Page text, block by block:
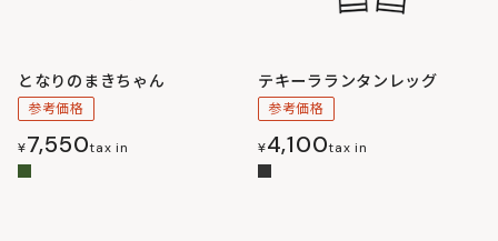
となりのまきちゃん
参考価格
¥7,550tax in
テキーラランタンレッグ
参考価格
¥4,100tax in